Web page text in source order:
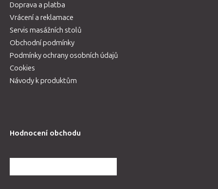
Doprava a platba
Vrácení a reklamace
Servis masážních stolů
Obchodní podmínky
Podmínky ochrany osobních údajů
Cookies
Návody k produktům
Hodnocení obchodu